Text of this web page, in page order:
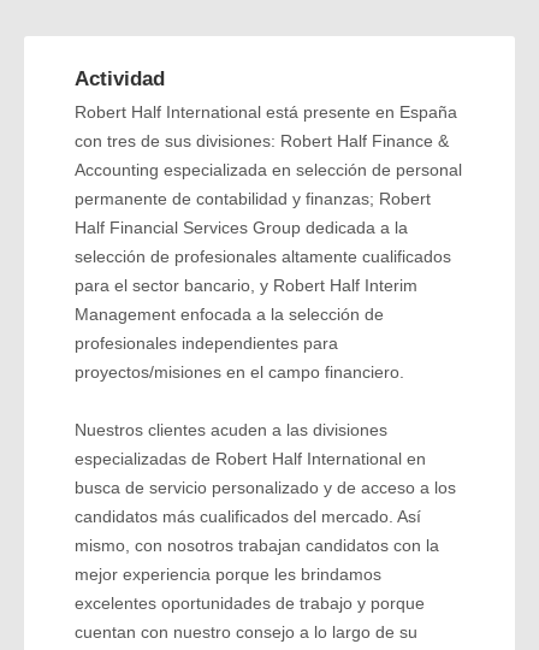
Actividad
Robert Half International está presente en España
con tres de sus divisiones: Robert Half Finance &
Accounting especializada en selección de personal
permanente de contabilidad y finanzas; Robert
Half Financial Services Group dedicada a la
selección de profesionales altamente cualificados
para el sector bancario, y Robert Half Interim
Management enfocada a la selección de
profesionales independientes para
proyectos/misiones en el campo financiero.
Nuestros clientes acuden a las divisiones
especializadas de Robert Half International en
busca de servicio personalizado y de acceso a los
candidatos más cualificados del mercado. Así
mismo, con nosotros trabajan candidatos con la
mejor experiencia porque les brindamos
excelentes oportunidades de trabajo y porque
cuentan con nuestro consejo a lo largo de su